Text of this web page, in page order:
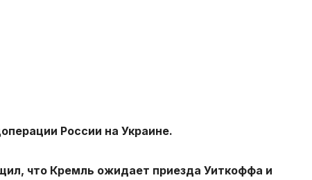
России на Украине.
что Кремль ожидает приезда Уиткоффа и